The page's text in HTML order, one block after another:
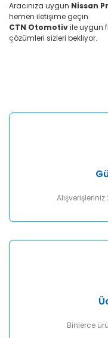
Aracınıza uygun Nissan
hemen iletişime geçin.
CTN Otomotivile uygun
çözümleri sizleri bekliyor.
Ürün fiyatı diğer
Binlerce